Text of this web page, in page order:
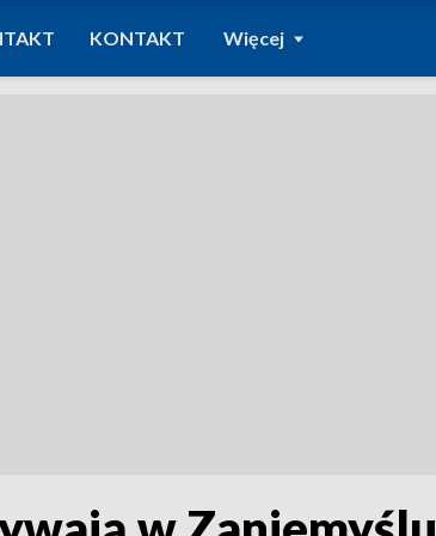
KONTAKT Więcej